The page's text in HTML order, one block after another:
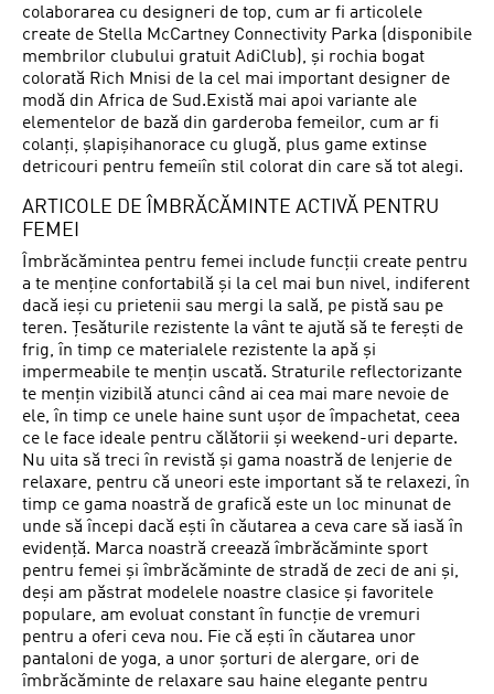
colaborarea cu designeri de top, cum ar fi articolele
create de Stella McCartney Connectivity Parka (disponibile
membrilor clubului gratuit AdiClub), și rochia bogat
colorată Rich Mnisi de la cel mai important designer de
modă din Africa de Sud.Există mai apoi variante ale
elementelor de bază din garderoba femeilor, cum ar fi
colanți, șlapișihanorace cu glugă, plus game extinse
detricouri pentru femeiîn stil colorat din care să tot alegi.
ARTICOLE DE ÎMBRĂCĂMINTE ACTIVĂ PENTRU
FEMEI
Îmbrăcămintea pentru femei include funcții create pentru
a te menține confortabilă și la cel mai bun nivel, indiferent
dacă ieși cu prietenii sau mergi la sală, pe pistă sau pe
teren. Țesăturile rezistente la vânt te ajută să te ferești de
frig, în timp ce materialele rezistente la apă și
impermeabile te mențin uscată. Straturile reflectorizante
te mențin vizibilă atunci când ai cea mai mare nevoie de
ele, în timp ce unele haine sunt ușor de împachetat, ceea
ce le face ideale pentru călătorii și weekend-uri departe.
Nu uita să treci în revistă și gama noastră de lenjerie de
relaxare, pentru că uneori este important să te relaxezi, în
timp ce gama noastră de grafică este un loc minunat de
unde să începi dacă ești în căutarea a ceva care să iasă în
evidență. Marca noastră creează îmbrăcăminte sport
pentru femei și îmbrăcăminte de stradă de zeci de ani și,
deși am păstrat modelele noastre clasice și favoritele
populare, am evoluat constant în funcție de vremuri
pentru a oferi ceva nou. Fie că ești în căutarea unor
pantaloni de yoga, a unor șorturi de alergare, ori de
îmbrăcăminte de relaxare sau haine elegante pentru